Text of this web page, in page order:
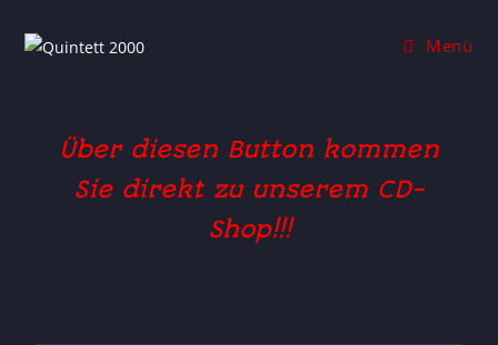
Menü
Über diesen Button kommen
Sie direkt zu unserem CD-
Shop!!!